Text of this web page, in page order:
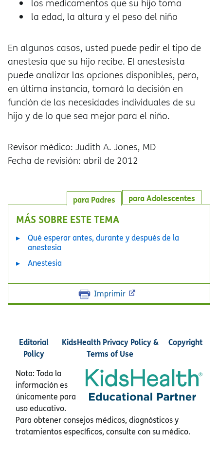
los medicamentos que su hijo toma
la edad, la altura y el peso del niño
En algunos casos, usted puede pedir el tipo de
anestesia que su hijo recibe. El anestesista
puede analizar las opciones disponibles, pero,
en última instancia, tomará la decisión en
función de las necesidades individuales de su
hijo y de lo que sea mejor para el niño.
Revisor médico: Judith A. Jones, MD
Fecha de revisión: abril de 2012
para Adolescentes
para Padres
MÁS SOBRE ESTE TEMA
Qué esperar antes, durante y después de la
anestesia
Anestesia
Imprimir
Editorial
Policy
KidsHealth Privacy Policy &
Terms of Use
Copyright
Nota: Toda la
información es
únicamente para
uso educativo.
Para obtener consejos médicos, diagnósticos y
tratamientos específicos, consulte con su médico.